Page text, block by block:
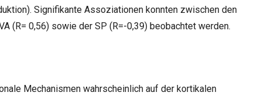
Signifikante Assoziationen konnten zwischen den
(R= 0,56) sowie der SP (R=-0,39) beobachtet werden.
Mechanismen wahrscheinlich auf der kortikalen